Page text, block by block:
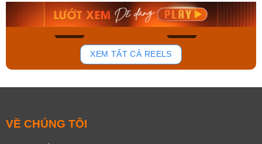
166
Mua ngay Mua ngay
XEM TẤT CẢ REELS
VỀ CHÚNG TÔI